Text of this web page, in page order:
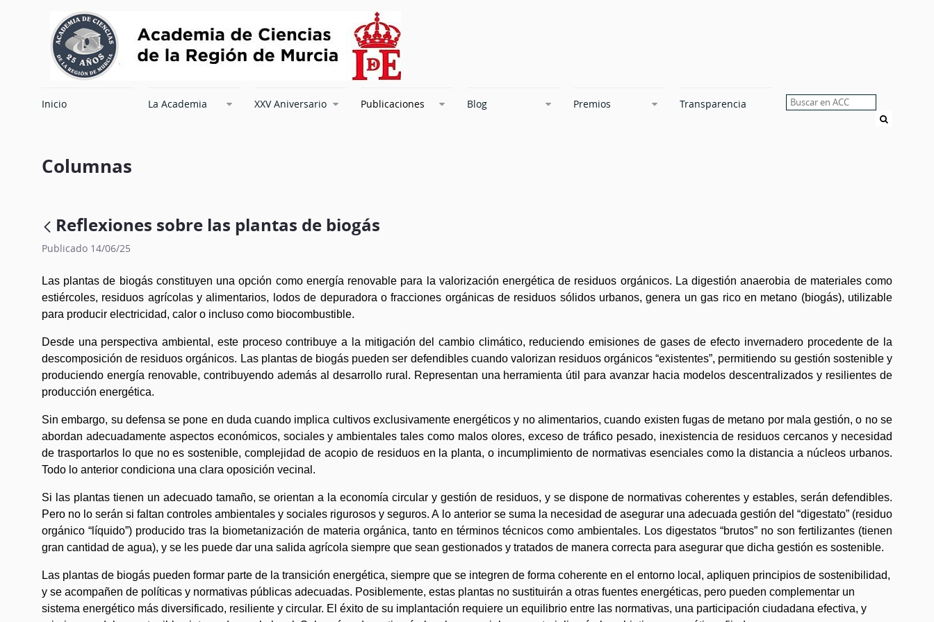
Inicio La Academia XXV Aniversario Publicaciones Blog Premios Transparencia
Columnas
Reflexiones sobre las plantas de biogás
Publicado 14/06/25
Las plantas de biogás constituyen una opción como energía renovable para la valorización energética de residuos orgánicos. La digestión anaerobia de materiales como
estiércoles, residuos agrícolas y alimentarios, lodos de depuradora o fracciones orgánicas de residuos sólidos urbanos, genera un gas rico en metano (biogás), utilizable
para producir electricidad, calor o incluso como biocombustible.
Desde una perspectiva ambiental, este proceso contribuye a la mitigación del cambio climático, reduciendo emisiones de gases de efecto invernadero procedente de la
descomposición de residuos orgánicos. Las plantas de biogás pueden ser defendibles cuando valorizan residuos orgánicos “existentes”, permitiendo su gestión sostenible y
produciendo energía renovable, contribuyendo además al desarrollo rural. Representan una herramienta útil para avanzar hacia modelos descentralizados y resilientes de
producción energética.
Sin embargo, su defensa se pone en duda cuando implica cultivos exclusivamente energéticos y no alimentarios, cuando existen fugas de metano por mala gestión, o no se
abordan adecuadamente aspectos económicos, sociales y ambientales tales como malos olores, exceso de tráfico pesado, inexistencia de residuos cercanos y necesidad
de trasportarlos lo que no es sostenible, complejidad de acopio de residuos en la planta, o incumplimiento de normativas esenciales como la distancia a núcleos urbanos.
Todo lo anterior condiciona una clara oposición vecinal.
Si las plantas tienen un adecuado tamaño, se orientan a la economía circular y gestión de residuos, y se dispone de normativas coherentes y estables, serán defendibles.
Pero no lo serán si faltan controles ambientales y sociales rigurosos y seguros. A lo anterior se suma la necesidad de asegurar una adecuada gestión del “digestato” (residuo
orgánico “líquido”) producido tras la biometanización de materia orgánica, tanto en términos técnicos como ambientales. Los digestatos “brutos” no son fertilizantes (tienen
gran cantidad de agua), y se les puede dar una salida agrícola siempre que sean gestionados y tratados de manera correcta para asegurar que dicha gestión es sostenible.
Las plantas de biogás pueden formar parte de la transición energética, siempre que se integren de forma coherente en el entorno local, apliquen principios de sostenibilidad,
y se acompañen de políticas y normativas públicas adecuadas. Posiblemente, estas plantas no sustituirán a otras fuentes energéticas, pero pueden complementar un
sistema energético más diversificado, resiliente y circular. El éxito de su implantación requiere un equilibrio entre las normativas, una participación ciudadana efectiva, y